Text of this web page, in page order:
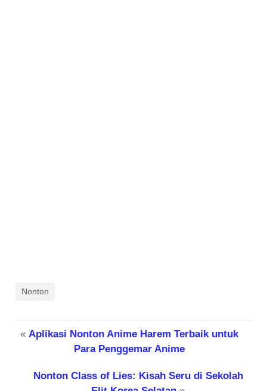
Nonton
« Aplikasi Nonton Anime Harem Terbaik untuk
Para Penggemar Anime
Nonton Class of Lies: Kisah Seru di Sekolah